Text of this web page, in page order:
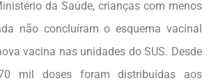
da Saúde, crianças com menos
não concluíram o esquema vacinal
vacina nas unidades do SUS. Desde
mil doses foram distribuídas aos